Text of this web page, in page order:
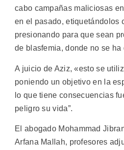
cabo campañas maliciosas
en el pasado, etiquetándolos
presionando para que sean
de blasfemia, donde no se
A juicio de Aziz, «esto se
poniendo un objetivo en la
lo que tiene consecuencias
peligro su vida”.
El abogado Mohammad
Arfana Mallah, profesores